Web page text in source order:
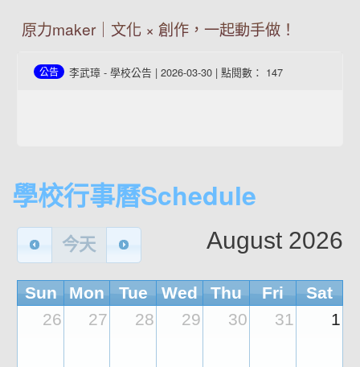
原力maker｜文化 × 創作，一起動手做！
公告 李武璋 - 學校公告 | 2026-03-30 | 點閱數： 147
學校行事曆Schedule
今天 August 2026
Sun Mon Tue Wed Thu Fri
Sat
26
27 28 29 30 31 1